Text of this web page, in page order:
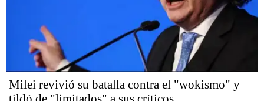
Milei revivió su batalla contra el "wokismo" y